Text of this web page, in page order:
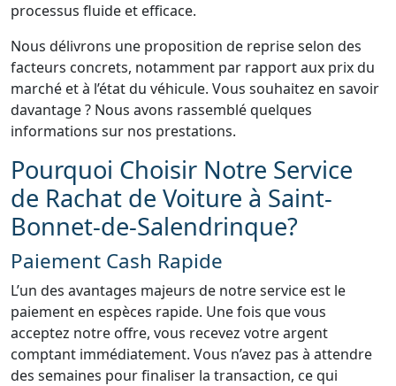
processus fluide et efficace.
Nous délivrons une proposition de reprise selon des
facteurs concrets, notamment par rapport aux prix du
marché et à l’état du véhicule. Vous souhaitez en savoir
davantage ? Nous avons rassemblé quelques
informations sur nos prestations.
Pourquoi Choisir Notre Service
de Rachat de Voiture à Saint-
Bonnet-de-Salendrinque?
Paiement Cash Rapide
L’un des avantages majeurs de notre service est le
paiement en espèces rapide. Une fois que vous
acceptez notre offre, vous recevez votre argent
comptant immédiatement. Vous n’avez pas à attendre
des semaines pour finaliser la transaction, ce qui